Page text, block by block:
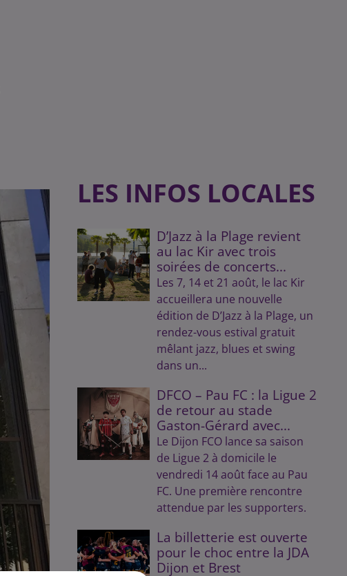
LES INFOS LOCALES
D’Jazz à la Plage revient
au lac Kir avec trois
soirées de concerts...
Les 7, 14 et 21 août, le lac Kir
accueillera une nouvelle
édition de D’Jazz à la Plage, un
rendez-vous estival gratuit
mêlant jazz, blues et swing
dans un...
DFCO – Pau FC : la Ligue 2
de retour au stade
Gaston-Gérard avec...
Le Dijon FCO lance sa saison
de Ligue 2 à domicile le
vendredi 14 août face au Pau
FC. Une première rencontre
attendue par les supporters.
La billetterie est ouverte
pour le choc entre la JDA
Dijon et Brest